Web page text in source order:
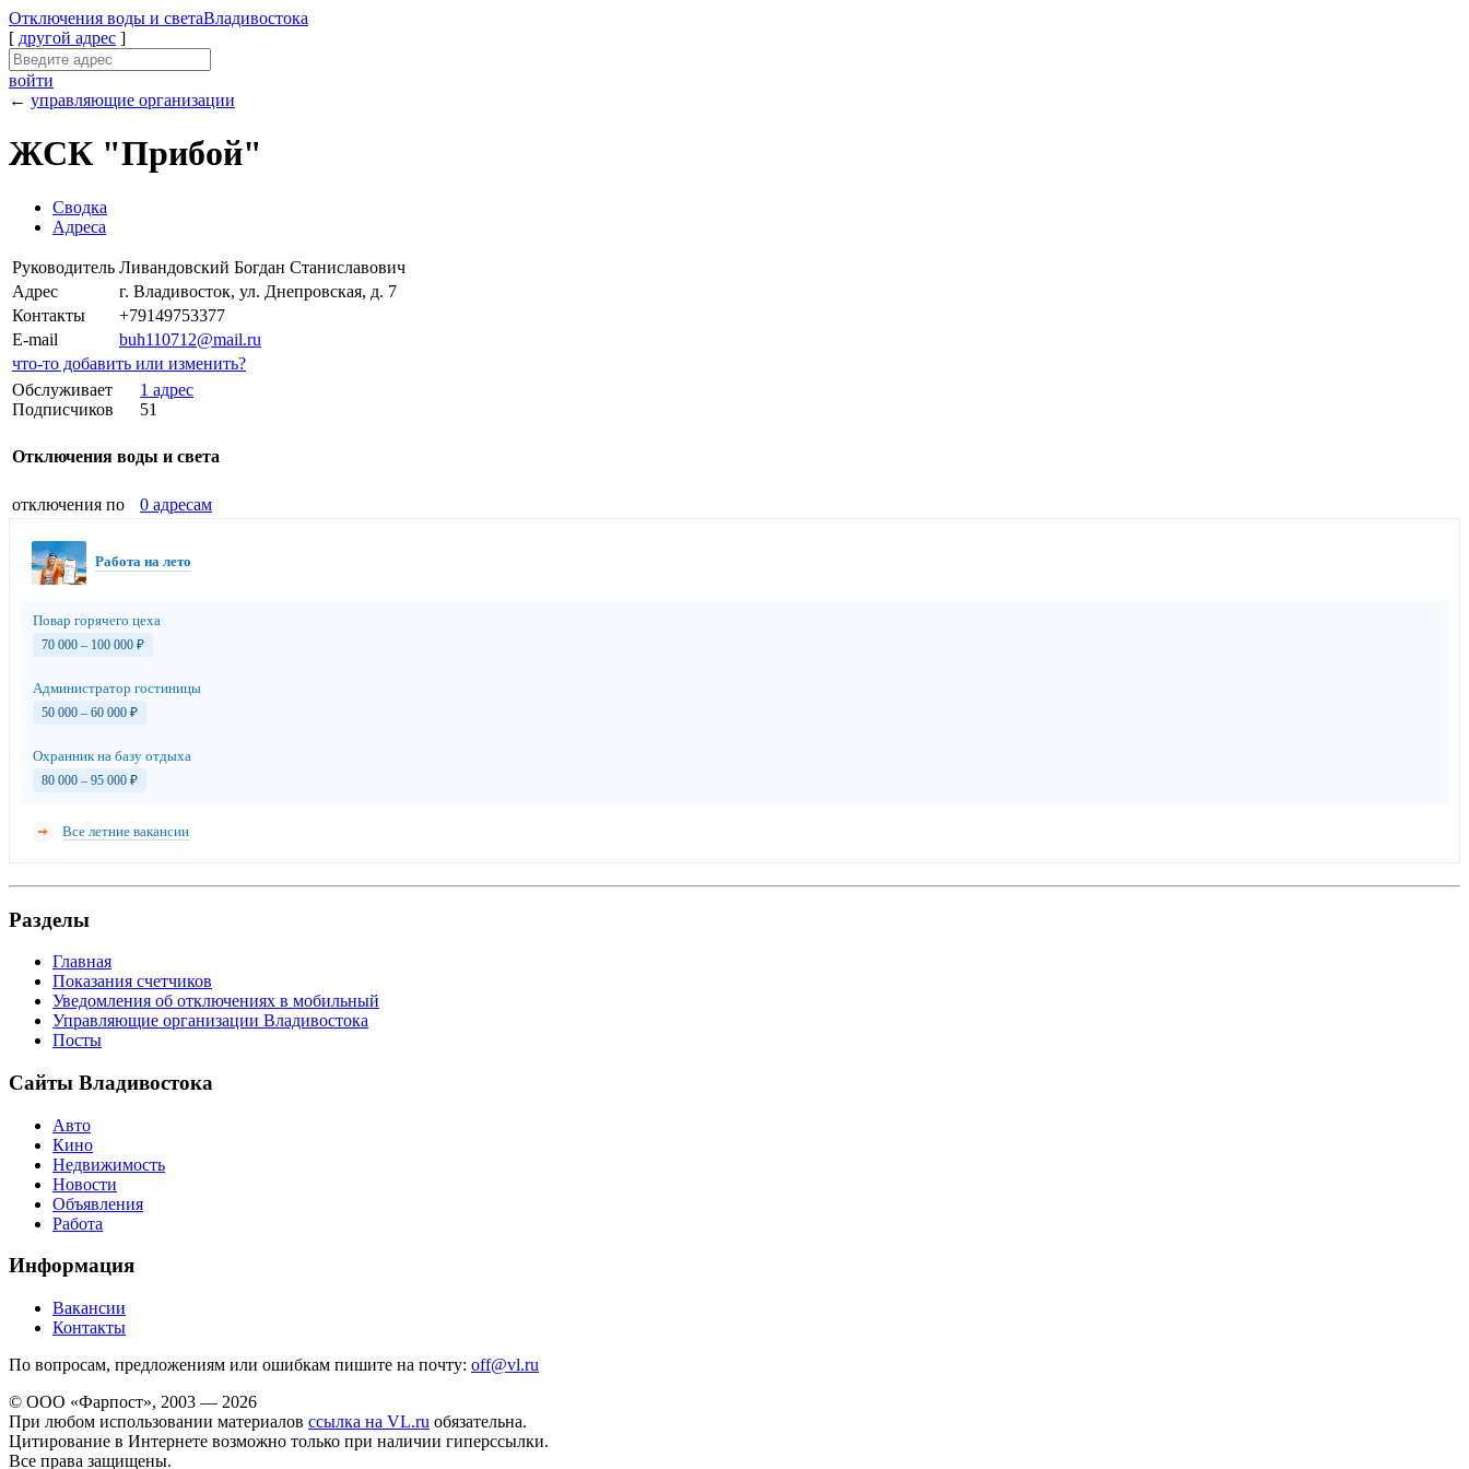
Отключения воды и светаВладивостока
[ другой адрес ]
войти
← управляющие организации
ЖСК "Прибой"
Сводка
Адреса
Руководитель Ливандовский Богдан Станиславович
Адрес
г. Владивосток, ул. Днепровская, д. 7
Контакты
+79149753377
E-mail
buh110712@mail.ru
что-то добавить или изменить?
Обслуживает
Подписчиков
1 адрес
51
Отключения воды и света
отключения по 0 адресам
Работа на лето
Повар горячего цеха
70 000 – 100 000 ₽
Администратор гостиницы
50 000 – 60 000 ₽
Охранник на базу отдыха
80 000 – 95 000 ₽
Все летние вакансии
Разделы
Главная
Показания счетчиков
Уведомления об отключениях в мобильный
Управляющие организации Владивостока
Посты
Сайты Владивостока
Авто
Кино
Недвижимость
Новости
Объявления
Работа
Информация
Вакансии
Контакты
По вопросам, предложениям или ошибкам пишите на почту: off@vl.ru
© ООО «Фарпост», 2003 — 2026
При любом использовании материалов ссылка на VL.ru обязательна.
Цитирование в Интернете возможно только при наличии гиперссылки.
Все права защищены.